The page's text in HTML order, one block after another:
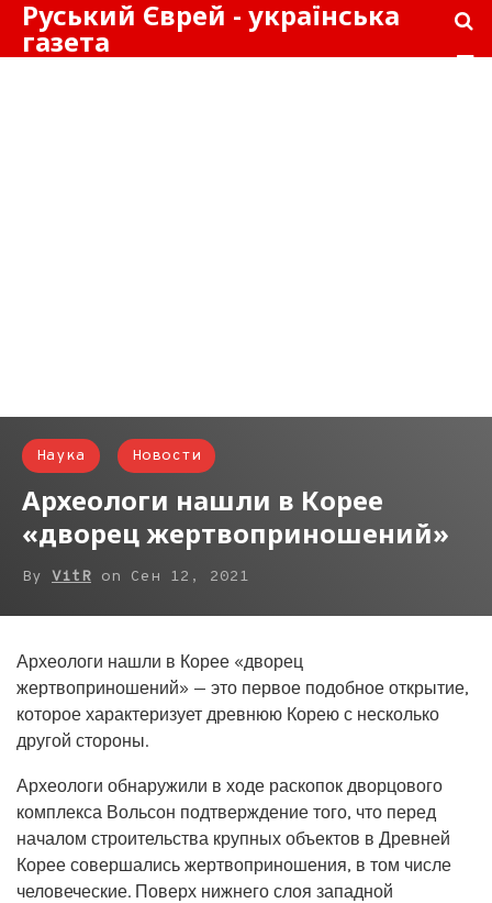
Руський Єврей - українська
газета
Наука Новости
Археологи нашли в Корее
«дворец жертвоприношений»
By VitR on Сен 12, 2021
Археологи нашли в Корее «дворец
жертвоприношений» — это первое подобное открытие,
которое характеризует древнюю Корею с несколько
другой стороны.
Археологи обнаружили в ходе раскопок дворцового
комплекса Вольсон подтверждение того, что перед
началом строительства крупных объектов в Древней
Корее совершались жертвоприношения, в том числе
человеческие. Поверх нижнего слоя западной